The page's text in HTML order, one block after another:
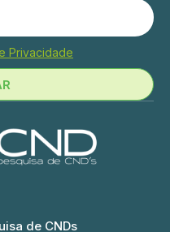
Privacidade
de CNDs